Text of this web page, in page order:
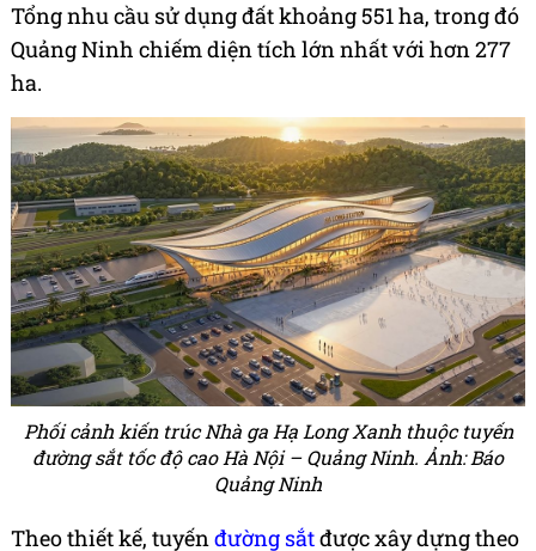
Tổng nhu cầu sử dụng đất khoảng 551 ha, trong đó
Quảng Ninh chiếm diện tích lớn nhất với hơn 277
ha.
Phối cảnh kiến trúc Nhà ga Hạ Long Xanh thuộc tuyến
đường sắt tốc độ cao Hà Nội – Quảng Ninh. Ảnh: Báo
Quảng Ninh
Theo thiết kế, tuyếnđường sắtđược xây dựng theo